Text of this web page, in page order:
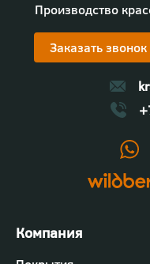
Производство
Заказать звонок